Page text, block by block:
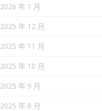
2026 年 1 月
2025 年 12 月
2025 年 11 月
2025 年 10 月
2025 年 9 月
2025 年 8 月